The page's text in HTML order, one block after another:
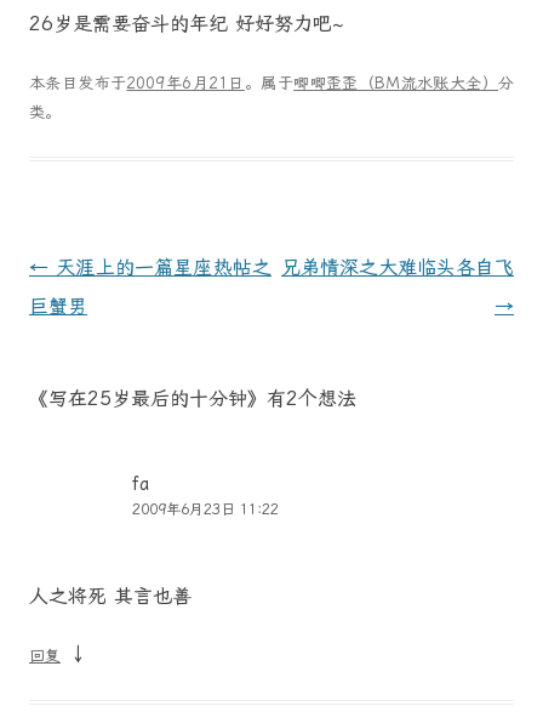
26岁是需要奋斗的年纪 好好努力吧~
本条目发布于2009年6月21日 。属于唧唧歪歪（BM流水账大全）分
类。
文
章
航
← 天涯上的一篇星座热帖之
巨蟹男
兄弟情深之大难临头各自飞
→
《写在25岁最后的十分钟》有2个想法
fa
2009年6月23日 11:22
人之将死 其言也善
回复 ↓